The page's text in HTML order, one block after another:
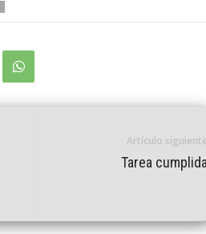
Artículo
Tarea